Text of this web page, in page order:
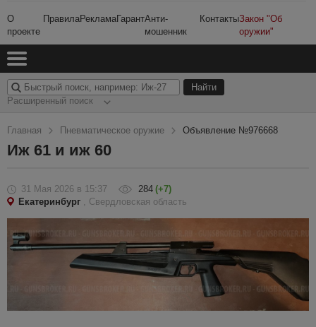
О
проекте
ПравилаРекламаГарантАнти-
мошенник
КонтактыЗакон "Об
оружии"
Расширенный поиск
Главная Пневматическое оружие Объявление №976668
Иж 61 и иж 60
31 Мая 2026 в 15:37 284 (+7)
Екатеринбург , Свердловская область